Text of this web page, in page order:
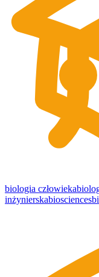
biologia człowieka
inżynierskabiosciences